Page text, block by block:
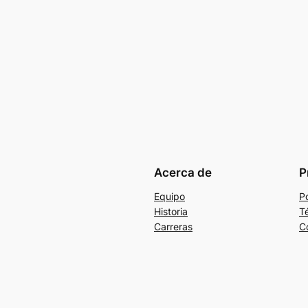
Acerca de
Equipo
Historia
Carreras